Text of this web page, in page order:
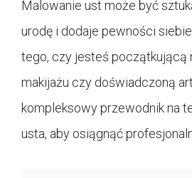
Malowanie ust może być
urodę i dodaje pewności
tego, czy jesteś początkującą
makijażu czy doświadczoną
kompleksowy przewodnik na
usta, aby osiągnąć